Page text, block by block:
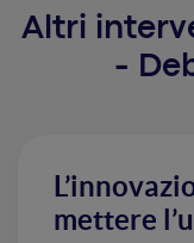
Altri
-
mettere